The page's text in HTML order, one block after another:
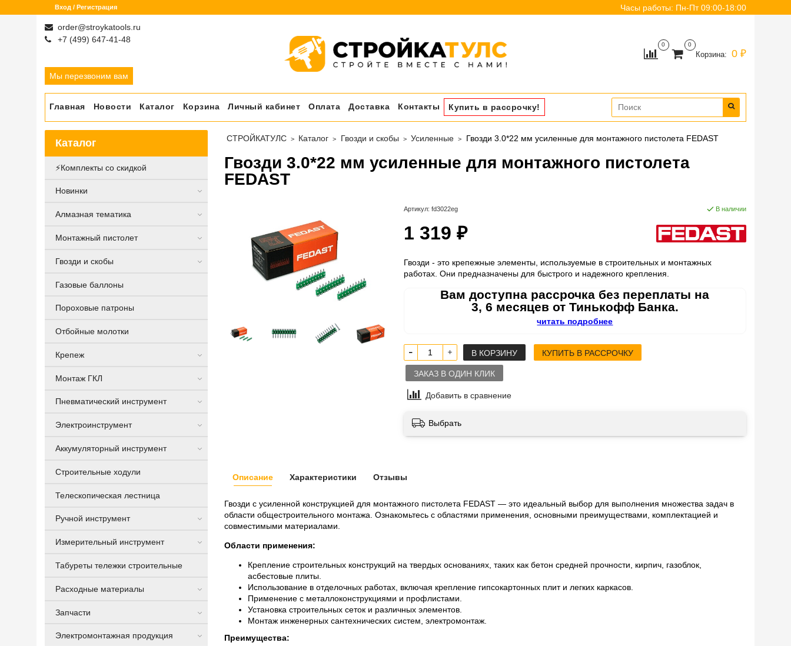
Вход / Регистрация Часы работы: Пн-Пт 09:00-18:00
order@stroykatools.ru
+7 (499) 647-41-48
Мы перезвоним вам
0 0
Корзина: 0 ₽
Главная Новости Каталог Корзина Личный кабинет Оплата Доставка Контакты Купить в рассрочку!
СТРОЙКАТУЛС Каталог Гвозди и скобы Усиленные Гвозди 3.0*22 мм усиленные для монтажного пистолета FEDAST
Гвозди 3.0*22 мм усиленные для монтажного пистолета
FEDAST
Артикул: fd3022eg В наличии
1 319 ₽
Гвозди - это крепежные элементы, используемые в строительных и монтажных
работах. Они предназначены для быстрого и надежного крепления.
Вам доступна рассрочка без переплаты на
3, 6 месяцев от Тинькофф Банка.
читать подробнее
В КОРЗИНУ КУПИТЬ В РАССРОЧКУ
ЗАКАЗ В ОДИН КЛИК
Добавить в сравнение
Выбрать
Описание
Гвозди с усиленной конструкцией для монтажного пистолета FEDAST — это идеальный выбор для выполнения множества задач в
области общестроительного монтажа. Ознакомьтесь с областями применения, основными преимуществами, комплектацией и
совместимыми материалами.
Области применения:
Крепление строительных конструкций на твердых основаниях, таких как бетон средней прочности, кирпич, газоблок,
асбестовые плиты.
Использование в отделочных работах, включая крепление гипсокартонных плит и легких каркасов.
Применение с металлоконструкциями и профлистами.
Установка строительных сеток и различных элементов.
Монтаж инженерных сантехнических систем, электромонтаж.
Преимущества:
Характеристики Отзывы
Каталог
⚡️Комплекты со скидкой
Новинки
Алмазная тематика
Монтажный пистолет
Гвозди и скобы
Газовые баллоны
Пороховые патроны
Отбойные молотки
Крепеж
Монтаж ГКЛ
Пневматический инструмент
Электроинструмент
Аккумуляторный инструмент
Строительные ходули
Телескопическая лестница
Ручной инструмент
Измерительный инструмент
Табуреты тележки строительные
Расходные материалы
Запчасти
Электромонтажная продукция